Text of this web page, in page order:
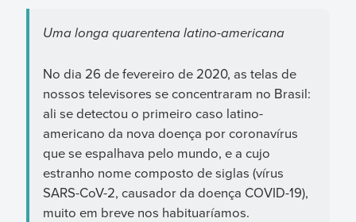
Uma longa quarentena latino-americana
No dia 26 de fevereiro de 2020, as telas de
nossos televisores se concentraram no Brasil:
ali se detectou o primeiro caso latino-
americano da nova doença por coronavírus
que se espalhava pelo mundo, e a cujo
estranho nome composto de siglas (vírus
SARS-CoV-2, causador da doença COVID-19),
muito em breve nos habituaríamos.